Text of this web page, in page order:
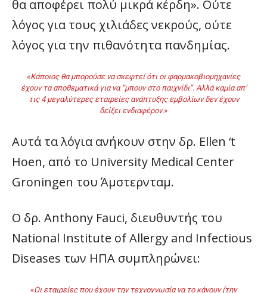
θα αποφέρει πολύ μικρά κέρδη». Ούτε
λόγος για τους χιλιάδες νεκρούς, ούτε
λόγος για την πιθανότητα πανδημίας.
«Κάποιος θα μπορούσε να σκεφτεί ότι οι φαρμακοβιομηχανίες
έχουν τα αποθεματικά για να “μπουν στο παιχνίδι”. Αλλά καμία απ’
τις 4 μεγαλύτερες εταιρείες ανάπτυξης εμβολίων δεν έχουν
δείξει ενδιαφέρον.»
Αυτά τα λόγια ανήκουν στην δρ. Ellen ‘t
Hoen, από το University Medical Center
Groningen του Άμστερνταμ.
Ο δρ. Anthony Fauci, διευθυντής του
National Institute of Allergy and Infectious
Diseases των ΗΠΑ συμπληρώνει:
«Οι εταιρείες που έχουν την τεχνογνωσία να το κάνουν (την